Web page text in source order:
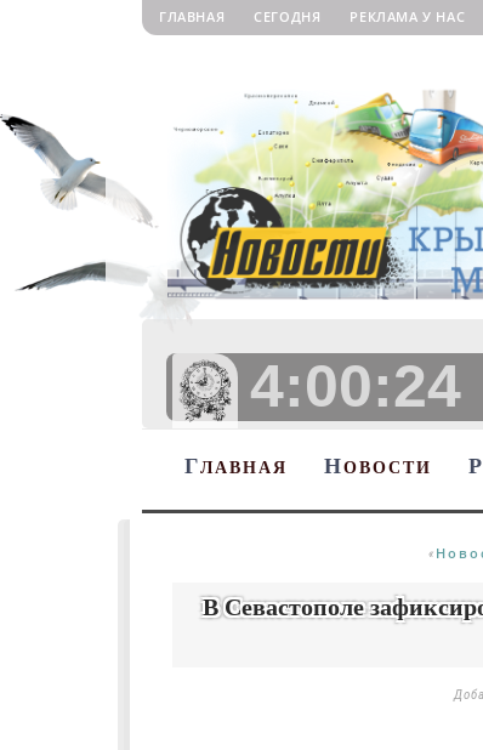
ГЛАВНАЯ СЕГОДНЯ РЕКЛАМА У НАС
4:00:25
ГЛАВНАЯ НОВОСТИ Р
«
В Севастополе